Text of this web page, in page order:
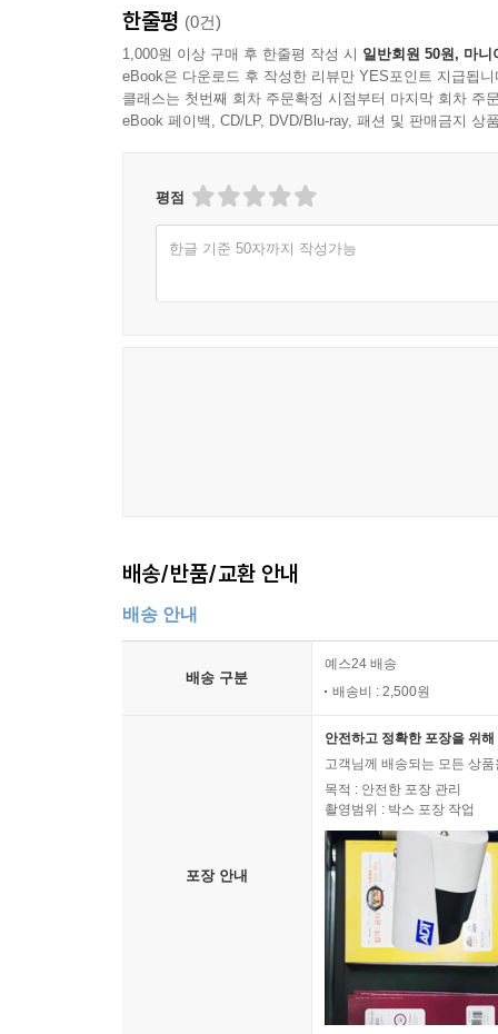
부국강병을 위한 군산복합체의 구축을 염두에
국가적 프로젝트였다. 국가가 국민의 목숨을 담보
“베트남 파병을 옹호하는 논리는 대체로 귀를 막
조항에 따랐다는 점에서 법적 정당성마저 갖
평가받지 못했고, 피해에 대한 보상도 제대로 받
정치적 재현 간의 심각한 비대칭에서 비롯된다는
파병군인들이 전쟁 속에서 점했던 위치는 패전
그들 자신은 별로 개의치 않는다. 그들이 정녕 전
해외에 나가서 우방을 도와줄 수 있다는 자부심
따라서 패전했어도 크게 아쉬울 것은 없다. 이
기억방식이다…. 국가가 그들을 버렸어도 철저
시민사회 일각에서 얘기하는 평화나 인권, 민주
그들 각자의 개인적 고통은 논리적으로 설명하기
그들은 국가를 위해 바친 젊음과 육신의 정당한
꾸려갈 수 있는 길을 차단당한 파월장병들은
배신당하면서 삶의 나락으로 밀려났다. 전쟁의
적절한 보상과 대우가 없는 상황에서 그들의 망
한줄평 (0건)
1,000원 이상 구매 후 한줄평 작성 시 일반회원 50원, 마니
eBook은 다운로드 후 작성한 리뷰만 YES포인트 지급됩니
클래스는 첫번째 회차 주문확정 시점부터 마지막 회차 주
eBook 페이백, CD/LP, DVD/Blu-ray, 패션 및 판매금지 상
평점
한글 기준 50자까지 작성가능
배송/반품/교환 안내
배송 안내
배송 구분
예스24 배송
배송비 : 2,500원
포장 안내
안전하고 정확한 포장을 위
고객님께 배송되는 모든 상
목적 : 안전한 포장 관리
촬영범위 : 박스 포장 작업